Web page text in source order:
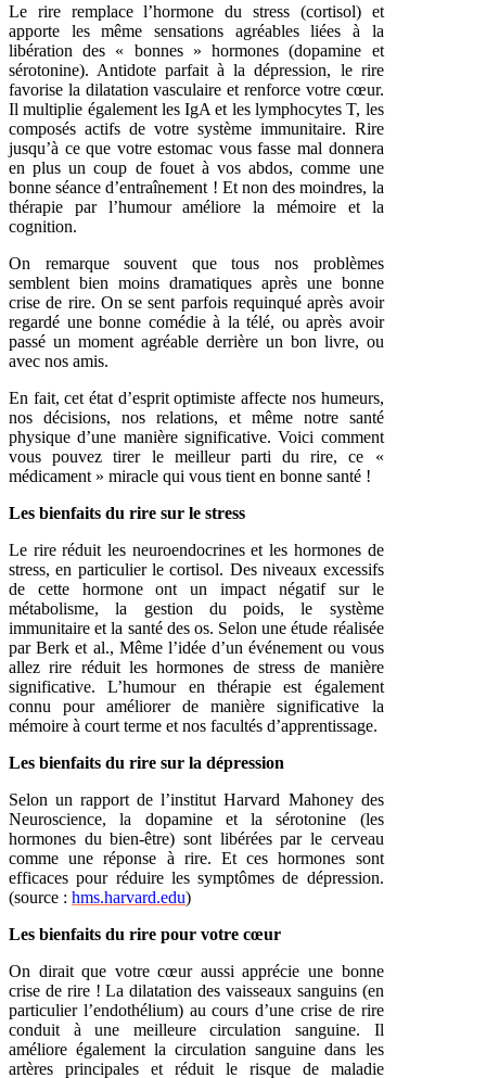
Le rire remplace l’hormone du stress (cortisol) et
apporte les même sensations agréables liées à la
libération des « bonnes » hormones (dopamine et
sérotonine). Antidote parfait à la dépression, le rire
favorise la dilatation vasculaire et renforce votre cœur.
Il multiplie également les IgA et les lymphocytes T, les
composés actifs de votre système immunitaire. Rire
jusqu’à ce que votre estomac vous fasse mal donnera
en plus un coup de fouet à vos abdos, comme une
bonne séanced’entraînement ! Et non des moindres, la
thérapie par l’humour améliore la mémoire et la
cognition.
On remarque souvent que tous nos problèmes
semblent bien moins dramatiques après une bonne
crise de rire. On se sent parfois requinqué après avoir
regardé une bonne comédie à la télé, ou après avoir
passé un moment agréable derrière un bon livre, ou
avec nos amis.
En fait, cet état d’esprit optimiste affecte nos humeurs,
nos décisions, nos relations, et même notre santé
physique d’une manière significative. Voici comment
vous pouvez tirer le meilleur parti du rire, ce «
médicament » miracle qui vous tient en bonne santé !
Les bienfaits du rire sur le stress
Le rire réduit les neuroendocrines et les hormones de
stress, en particulier le cortisol. Des niveaux excessifs
de cette hormone ont un impact négatif sur le
métabolisme, la gestion du poids, le système
immunitaire et la santé des os. Selon une étude réalisée
par Berk et al., Même l’idée d’un événement ou vous
allez rire réduit les hormones de stress de manière
significative. L’humour en thérapie est également
connu pour améliorer de manière significative la
mémoire à court terme et nos facultés d’apprentissage.
Les bienfaits du rire sur la dépression
Selon un rapport de l’institut Harvard Mahoney des
Neuroscience, la dopamine et lasérotonine (les
hormones du bien-être) sont libérées par le cerveau
comme une réponse à rire. Et ces hormones sont
efficaces pour réduire les symptômes de dépression.
(source : hms.harvard.edu)
Les bienfaits du rire pour votre cœur
On dirait que votre cœur aussiapprécie une bonne
crise de rire ! La dilatation des vaisseaux sanguins (en
particulier l’endothélium) au cours d’une crise de rire
conduit à une meilleure circulation sanguine. Il
améliore également la circulation sanguine dans les
artères principales et réduit le risque de maladie